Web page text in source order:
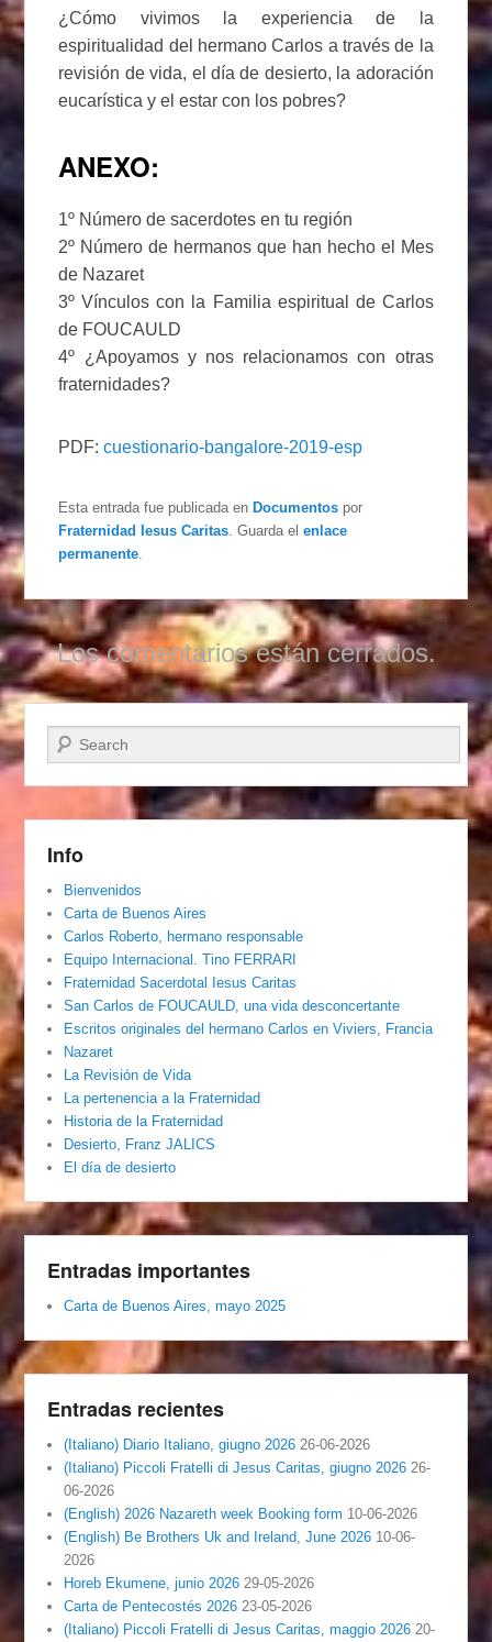
¿Cómo vivimos la experiencia de la
espiritualidad del hermano Carlos a través de la
revisión de vida, el día de desierto, la adoración
eucarística y el estar con los pobres?
ANEXO:
1º Número de sacerdotes en tu región
2º Número de hermanos que han hecho el Mes
de Nazaret
3º Vínculos con la Familia espiritual de Carlos
de FOUCAULD
4º ¿Apoyamos y nos relacionamos con otras
fraternidades?
PDF:cuestionario-bangalore-2019-esp
Esta entrada fue publicada enDocumentos por
Fraternidad Iesus Caritas . Guarda elenlace
permanente
Los comentarios están cerrados.
Buscar
Info
Bienvenidos
Carta de Buenos Aires
Carlos Roberto, hermano responsable
Equipo Internacional. Tino FERRARI
Fraternidad Sacerdotal Iesus Caritas
San Carlos de FOUCAULD, una vida desconcertante
Escritos originales del hermano Carlos en Viviers, Francia
Nazaret
La Revisión de Vida
La pertenencia a la Fraternidad
Historia de la Fraternidad
Desierto, Franz JALICS
El día de desierto
Entradas importantes
Carta de Buenos Aires, mayo 2025
Entradas recientes
(Italiano) Diario Italiano, giugno 2026 26-06-2026
(Italiano) Piccoli Fratelli di Jesus Caritas, giugno 2026 26-
06-2026
(English) 2026 Nazareth week Booking form 10-06-2026
(English) Be Brothers Uk and Ireland, June 2026 10-06-
2026
Horeb Ekumene, junio 2026 29-05-2026
Carta de Pentecostés 2026 23-05-2026
(Italiano) Piccoli Fratelli di Jesus Caritas, maggio 2026 20-